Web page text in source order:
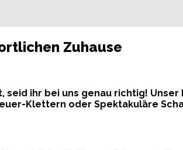
Zuhause
ihr bei uns genau richtig!
Klettern oder Spektakuläre